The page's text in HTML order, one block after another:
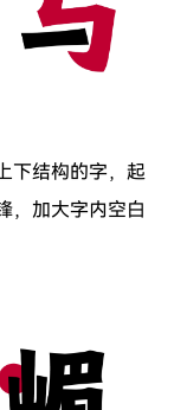
下结构的字，起
，加大字内空白